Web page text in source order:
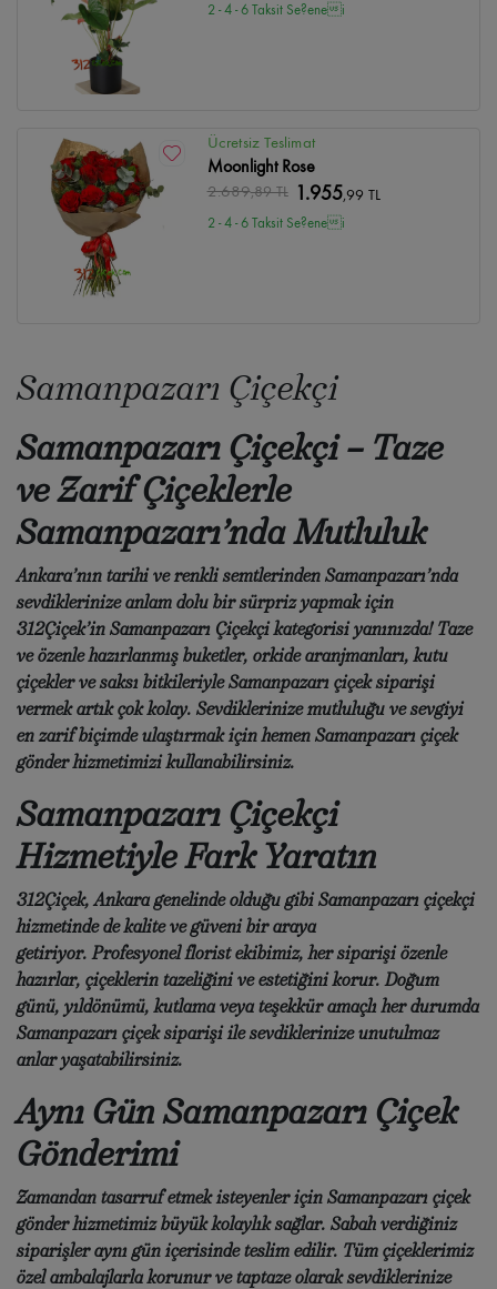
2 - 4 - 6 Taksit Se?enei
Ücretsiz Teslimat
Moonlight Rose
2.689,89 TL 1.955,99 TL
2 - 4 - 6 Taksit Se?enei
Samanpazarı Çiçekçi
Samanpazarı Çiçekçi – Taze
ve Zarif Çiçeklerle
Samanpazarı’nda Mutluluk
Ankara’nın tarihi ve renkli semtlerinden Samanpazarı’nda
sevdiklerinize anlam dolu bir sürpriz yapmak için
312Çiçek’in Samanpazarı Çiçekçikategorisi yanınızda! Taze
ve özenle hazırlanmış buketler, orkide aranjmanları, kutu
çiçekler ve saksı bitkileriyleSamanpazarı çiçek siparişi
vermek artık çok kolay. Sevdiklerinize mutluluğu ve sevgiyi
en zarif biçimde ulaştırmak için hemen Samanpazarı çiçek
gönderhizmetimizi kullanabilirsiniz.
Samanpazarı Çiçekçi
Hizmetiyle Fark Yaratın
312Çiçek, Ankara genelinde olduğu gibiSamanpazarı çiçekçi
hizmetinde de kalite ve güveni bir araya
getiriyor. Profesyonel florist ekibimiz, her siparişi özenle
hazırlar, çiçeklerin tazeliğini ve estetiğini korur. Doğum
günü, yıldönümü, kutlama veya teşekkür amaçlı her durumda
Samanpazarı çiçek siparişiile sevdiklerinize unutulmaz
anlar yaşatabilirsiniz.
Aynı Gün Samanpazarı Çiçek
Gönderimi
Zamandan tasarruf etmek isteyenler için Samanpazarı çiçek
gönderhizmetimiz büyük kolaylık sağlar. Sabah verdiğiniz
siparişler aynı gün içerisinde teslim edilir. Tüm çiçeklerimiz
özel ambalajlarla korunur ve taptaze olarak sevdiklerinize